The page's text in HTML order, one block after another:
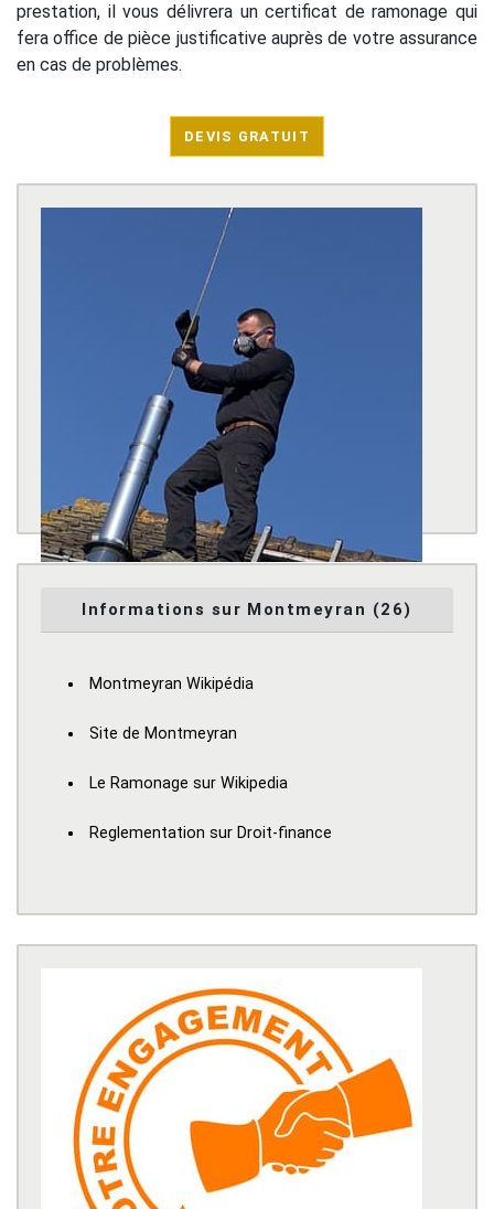
prestation, il vous délivrera un certificat de ramonage qui
fera office de pièce justificative auprès de votre assurance
en cas de problèmes.
DEVIS GRATUIT
Informations sur Montmeyran (26)
Montmeyran Wikipédia
Site de Montmeyran
Le Ramonage sur Wikipedia
Reglementation sur Droit-finance